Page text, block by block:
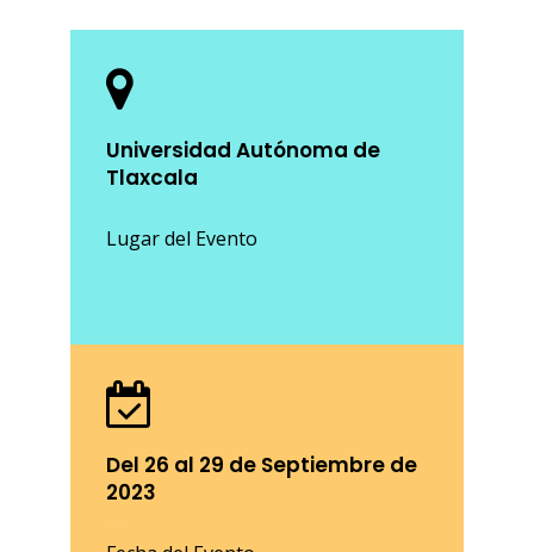
Universidad Autónoma de
Tlaxcala
Lugar del Evento
Del 26 al 29 de Septiembre de
2023